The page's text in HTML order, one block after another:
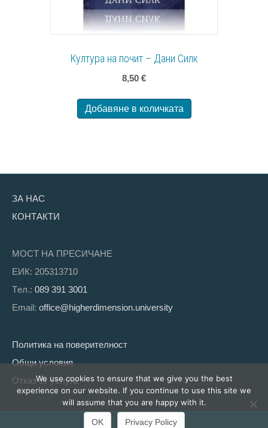
Култура на почит – Дани Силк
8,50 €
Добавяне в количката
ЗА НАС
КОНТАКТИ
МОСТ НА ПРЕСИЧАНЕ
ЕИК: 205313710
Tел.: 089 391 3001
Email: office@higherdimension.university
Политика на поверителност
Общи условия
Отказ от услуга
We use cookies to ensure that we give you the best
experience on our website. If you continue to use this site we
will assume that you are happy with it.
OK Privacy Policy